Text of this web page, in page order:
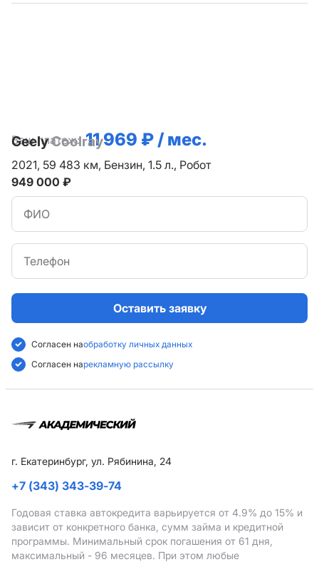
Ваш платеж: 11 969 ₽ / мес.
Оставить заявку
Согласен наобработку личных данных
Согласен нарекламную рассылку
GeelyCoolray
2021, 59 483 км, Бензин, 1.5 л., Робот
949 000 ₽
г. Екатеринбург, ул. Рябинина, 24
+7 (343) 343-39-74
Годовая ставка автокредита варьируется от 4.9% до 15% и
зависит от конкретного банка, сумм займа и кредитной
программы. Минимальный срок погашения от 61 дня,
максимальный - 96 месяцев. При этом любые